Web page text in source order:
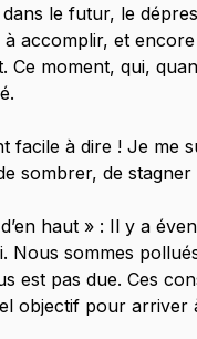
le futur, le
accomplir, et
Ce moment, qui,
facile à dire ! Je me
de sombrer, de
haut » : Il y a
Nous sommes
est pas due. Ces
objectif pour arriver